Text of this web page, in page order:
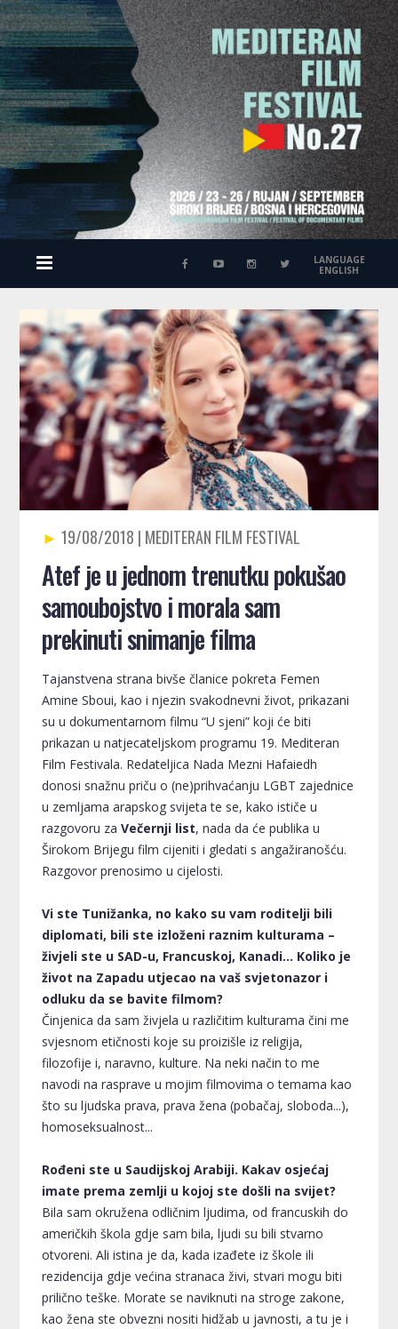
LANGUAGE
ENGLISH
19/08/2018
Atef je u jednom trenutku pokušao
samoubojstvo i morala sam
prekinuti snimanje filma
Tajanstvena strana bivše članice pokreta Femen
Amine Sboui, kao i njezin svakodnevni život, prikazani
su u dokumentarnom filmu “U sjeni” koji će biti
prikazan u natjecateljskom programu 19. Mediteran
Film Festivala. Redateljica Nada Mezni Hafaiedh
donosi snažnu priču o (ne)prihvaćanju LGBT zajednice
u zemljama arapskog svijeta te se, kako ističe u
razgovoru zaVečernji list, nada da će publika u
Širokom Brijegu film cijeniti i gledati s angažiranošću.
Razgovor prenosimo u cijelosti.
Vi ste Tunižanka, no kako su vam roditelji bili
diplomati, bili ste izloženi raznim kulturama –
živjeli ste u SAD-u, Francuskoj, Kanadi... Koliko je
život na Zapadu utjecao na vaš svjetonazor i
odluku da se bavite filmom?
Činjenica da sam živjela u različitim kulturama čini me
svjesnom etičnosti koje su proizišle iz religija,
filozofije i, naravno, kulture. Na neki način to me
navodi na rasprave u mojim filmovima o temama kao
što su ljudska prava, prava žena (pobačaj, sloboda...),
homoseksualnost...
Rođeni ste u Saudijskoj Arabiji. Kakav osjećaj
imate prema zemlji u kojoj ste došli na svijet?
Bila sam okružena odličnim ljudima, od francuskih do
američkih škola gdje sam bila, ljudi su bili stvarno
otvoreni. Ali istina je da, kada izađete iz škole ili
rezidencija gdje većina stranaca živi, stvari mogu biti
prilično teške. Morate se naviknuti na stroge zakone,
kao žena ste obvezni nositi hidžab u javnosti, a tu je i